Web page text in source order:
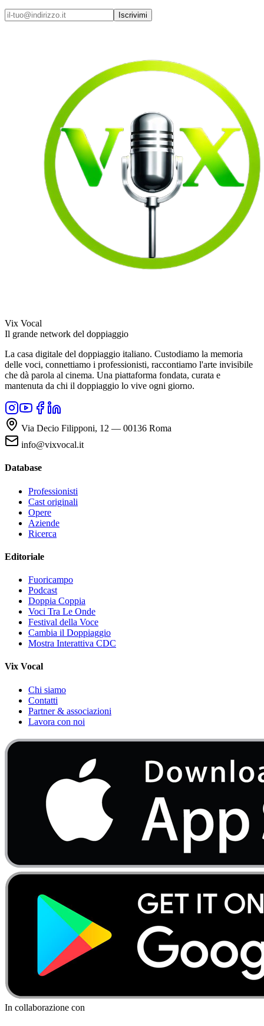
Iscrivimi
Vix Vocal
Il grande network del doppiaggio
La casa digitale del doppiaggio italiano. Custodiamo la memoria
delle voci, connettiamo i professionisti, raccontiamo l'arte invisibile
che dà parola al cinema. Una piattaforma fondata, curata e
mantenuta da chi il doppiaggio lo vive ogni giorno.
Via Decio Filipponi, 12 — 00136 Roma
info@vixvocal.it
Database
Professionisti
Cast originali
Opere
Aziende
Ricerca
Editoriale
Fuoricampo
Podcast
Doppia Coppia
Voci Tra Le Onde
Festival della Voce
Cambia il Doppiaggio
Mostra Interattiva CDC
Vix Vocal
Chi siamo
Contatti
Partner & associazioni
Lavora con noi
In collaborazione con